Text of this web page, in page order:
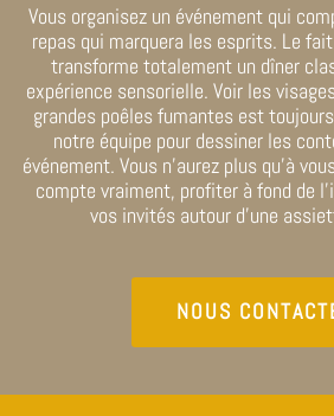
Vous organisez un événement qui
repas qui marquera les esprits. Le
transforme totalement un dîner
expérience sensorielle. Voir les
grandes poêles fumantes est
notre équipe pour dessiner les
événement. Vous n’aurez plus qu’à
compte vraiment, profiter à fond de
vos invités autour d’une
NOUS